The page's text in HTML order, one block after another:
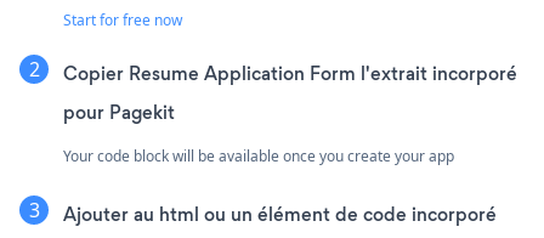
Start for free now
Copier Resume Application Form l'extrait incorporé
pour Pagekit
Your code block will be available once you create your app
Ajouter au html ou un élément de code incorporé